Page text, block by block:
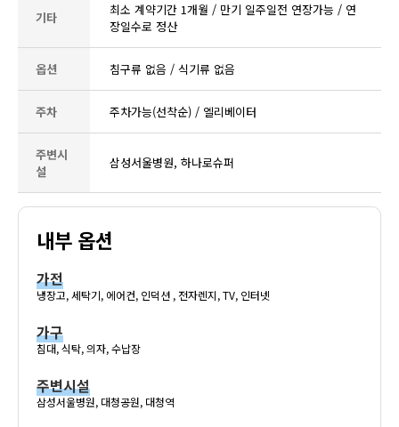
기타
최소 계약기간 1개월 / 만기 일주일전 연장가능 / 연
장일수로 정산
옵션 침구류 없음 / 식기류 없음
주차 주차가능(선착순) / 엘리베이터
주변시
설
삼성서울병원, 하나로슈퍼
내부 옵션
가전
냉장고, 세탁기, 에어컨, 인덕션 , 전자렌지, TV, 인터넷
가구
침대, 식탁, 의자, 수납장
주변시설
삼성서울병원, 대청공원, 대청역